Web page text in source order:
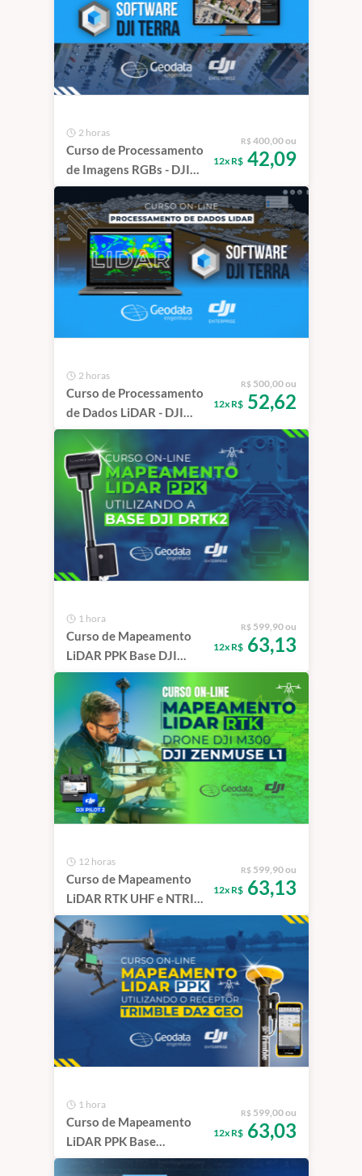
2 horas
Curso de Processamento
de Imagens RGBs - DJI
TERRA
R$ 400,00 ou
12x R$42,09
2 horas
Curso de Processamento
de Dados LiDAR - DJI
TERRA
R$ 500,00 ou
12x R$52,62
1 hora
Curso de Mapeamento
LiDAR PPK Base DJI
DRTK2
R$ 599,90 ou
12x R$63,13
12 horas
Curso de Mapeamento
LiDAR RTK UHF e NTRIP
Drone Matrice 300
R$ 599,90 ou
12x R$63,13
1 hora
Curso de Mapeamento
LiDAR PPK Base
TRIMBLE DA2 GEO
R$ 599,00 ou
12x R$63,03